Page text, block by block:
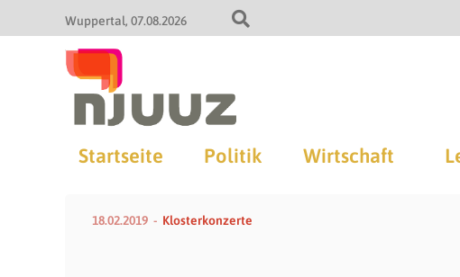
Wuppertal 07.08.2026
Startseite Politik Wirtschaft
18.02.2019 Klosterkonzerte